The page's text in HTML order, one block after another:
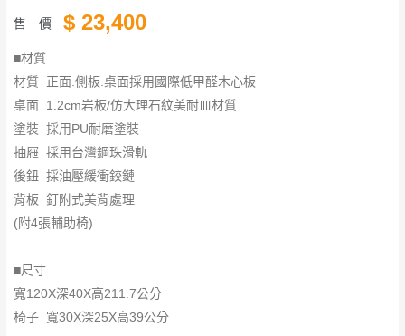
售 價 $ 23,400
■材質
材質 正面.側板.桌面採用國際低甲醛木心板
桌面 1.2cm岩板/仿大理石紋美耐皿材質
塗裝 採用PU耐磨塗裝
抽屜 採用台灣鋼珠滑軌
後鈕 採油壓緩衝鉸鏈
背板 釘附式美背處理
(附4張輔助椅)
■尺寸
寬120X深40X高211.7公分
椅子 寬30X深25X高39公分